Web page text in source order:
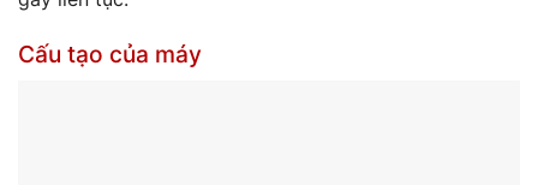
Cấu tạo của máy